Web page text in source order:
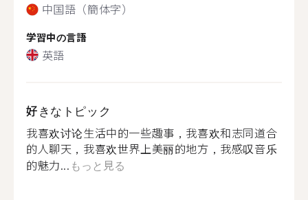
中国語（簡体字）
学習中の言語
英語
好きなトピック
我喜欢讨论生活中的一些趣事，我喜欢和志同道合
的人聊天，我喜欢世界上美丽的地方，我感叹音乐
的魅力... もっと見る